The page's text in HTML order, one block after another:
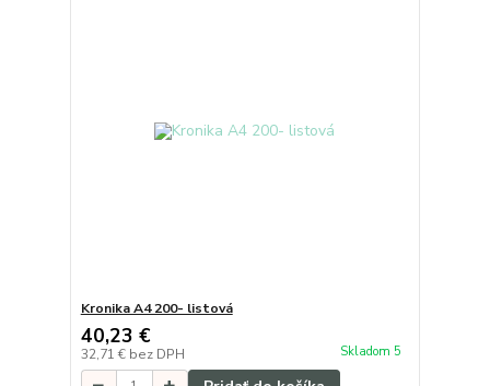
Kronika A4 200- listová
40,23 €
32,71 € bez DPH Skladom 5